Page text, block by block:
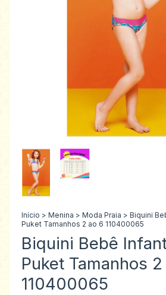
Início > Menina > Moda Praia > Biquini
Puket Tamanhos 2 ao 6 110400065
Biquini Bebê
Puket Tamanhos
110400065